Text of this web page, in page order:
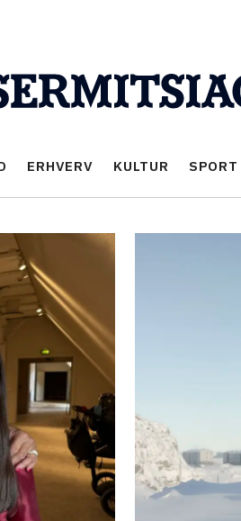
ERHVERV KULTUR SPORT